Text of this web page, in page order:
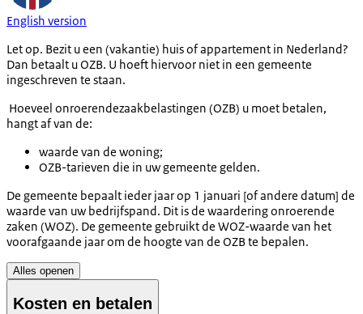
English version
Let op. Bezit u een (vakantie) huis of appartement in Nederland?
Dan betaalt u OZB. U hoeft hiervoor niet in een gemeente
ingeschreven te staan.
Hoeveel onroerendezaakbelastingen (OZB) u moet betalen,
hangt af van de:
waarde van de woning;
OZB-tarieven die in uw gemeente gelden.
De gemeente bepaalt ieder jaar op 1 januari [of andere datum] de
waarde van uw bedrijfspand. Dit is de waardering onroerende
zaken (WOZ). De gemeente gebruikt de WOZ-waarde van het
voorafgaande jaar om de hoogte van de OZB te bepalen.
Alles openen
Kosten en betalen